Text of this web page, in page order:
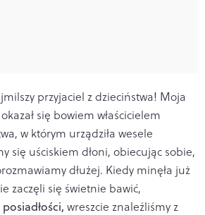
przyjaciel z dzieciństwa! Moja
się bowiem właścicielem
w którym urządziła wesele
się uściskiem dłoni, obiecując sobie,
dłużej. Kiedy minęła już
zaczęli się świetnie bawić,
wreszcie znaleźliśmy z